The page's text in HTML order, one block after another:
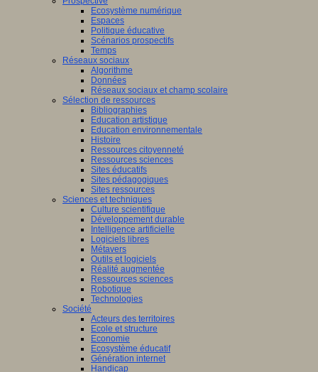
Ecosystème numérique
Espaces
Politique éducative
Scénarios prospectifs
Temps
Réseaux sociaux
Algorithme
Données
Réseaux sociaux et champ scolaire
Sélection de ressources
Bibliographies
Education artistique
Education environnementale
Histoire
Ressources citoyenneté
Ressources sciences
Sites éducatifs
Sites pédagogiques
Sites ressources
Sciences et techniques
Culture scientifique
Développement durable
Intelligence artificielle
Logiciels libres
Métavers
Outils et logiciels
Réalité augmentée
Ressources sciences
Robotique
Technologies
Société
Acteurs des territoires
Ecole et structure
Economie
Ecosystème éducatif
Génération internet
Handicap